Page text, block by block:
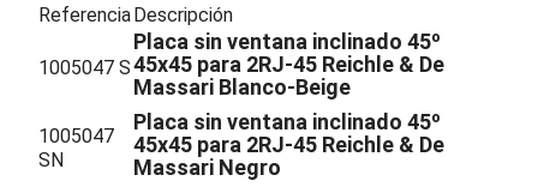
ReferenciaDescripción
1005047 S
Placa sin ventana inclinado 45º
45x45 para 2RJ-45 Reichle & De
Massari Blanco-Beige
1005047
SN
Placa sin ventana inclinado 45º
45x45 para 2RJ-45 Reichle & De
Massari Negro